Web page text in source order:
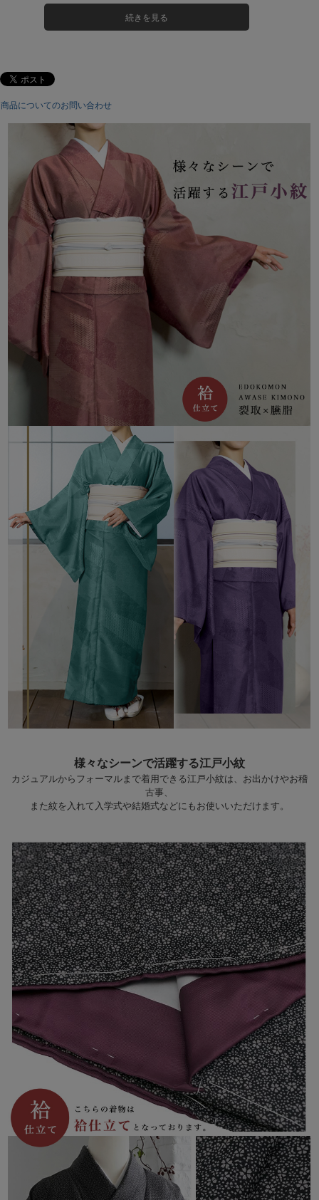
M / L
※ポリエステルのため、気軽に洗えます。
生産：
中国
配送：
宅配便
注意事項： [取り扱いについて]
商品付属のタグに沿ってお取り扱い下さい。
[梱包・包装について]
ゴミ削減とお客様に少しでも安くご提供出来るようにコストダウ
ンに努めています。
過剰梱包をしないエコ出荷にて商品を出荷しています。
なお、包装等での理由による返品、交換は固くお断りいたしてお
ります。
ご了承ください。
[返品・キャンセルについて]
初期不良のみ返品交換を承っております。(当店送料負担)
詳しくはこちらをご確認ください。
商品についてのお問い合わせ
様々なシーンで活躍する江戸小紋
カジュアルからフォーマルまで着用できる江戸小紋は、お出かけやお稽
古事、
また紋を入れて入学式や結婚式などにもお使いいただけます。